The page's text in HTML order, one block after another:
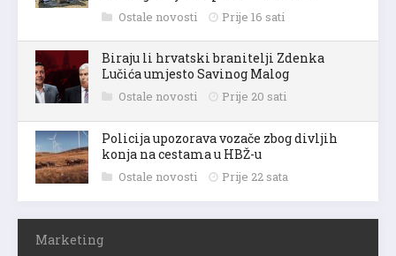
Ostale novosti Prije 16 sati
Biraju li hrvatski branitelji Zdenka
Lučića umjesto Savinog Malog
Ostale novosti Prije 20 sati
Policija upozorava vozače zbog divljih
konja na cestama u HBŽ-u
Ostale novosti Prije 22 sata
Marketing